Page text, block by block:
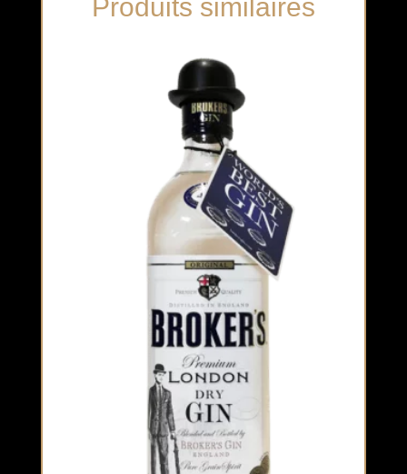
Produits similaires